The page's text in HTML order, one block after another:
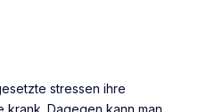
stressen ihre
krank. Dagegen kann man